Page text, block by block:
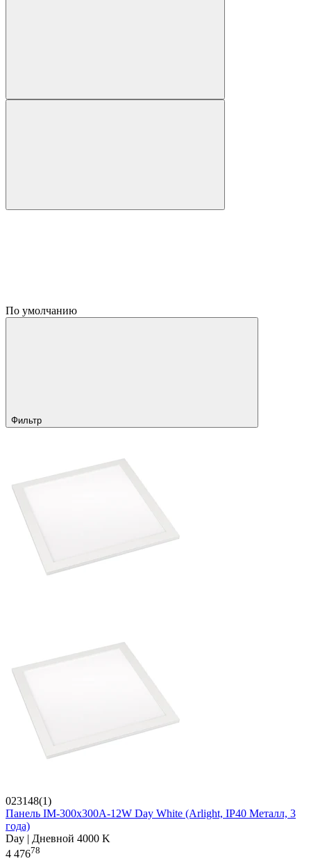
По умолчанию
Фильтр
023148(1)
Панель IM-300x300A-12W Day White (Arlight, IP40 Металл, 3
года)
Day | Дневной 4000 K
4 47678